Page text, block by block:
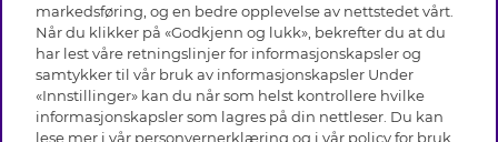
Vilkår
Personvern
Cookies
Medlemsvilkår
Jobb hos Glitter
OM GLITTER
Black Friday
Våre butikker
Varemerker
HJELP
markedsføring, og en bedre opplevelse av nettstedet vårt.
Når du klikker på «Godkjenn og lukk», bekrefter du at du
har lest våre retningslinjer for informasjonskapsler og
samtykker til vår bruk av informasjonskapsler Under
«Innstillinger» kan du når som helst kontrollere hvilke
informasjonskapsler som lagres på din nettleser. Du kan
lese mer i vår personvernerklæring og i vår policy for bruk